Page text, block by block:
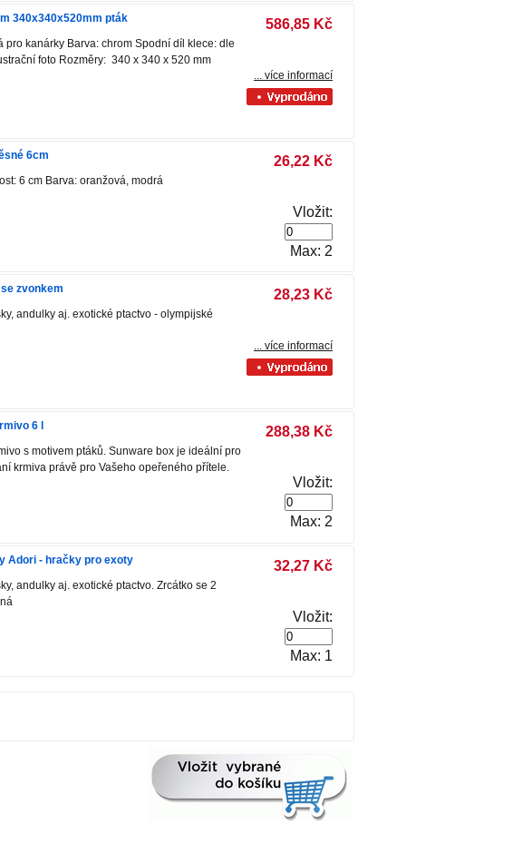
340x340x520mm pták
pro kanárky Barva: chrom Spodní díl klece: dle
foto Rozměry: 340 x 340 x 520 mm
586,85 Kč
... více informací
6cm
6 cm Barva: oranžová, modrá
26,22 Kč
Vložit:
Max: 2
zvonkem
andulky aj. exotické ptactvo - olympijské
28,23 Kč
... více informací
6 l
s motivem ptáků. Sunware box je ideální pro
krmiva právě pro Vašeho opeřeného přítele.
288,38 Kč
Vložit:
Max: 2
Adori - hračky pro exoty
andulky aj. exotické ptactvo. Zrcátko se 2
32,27 Kč
Vložit:
Max: 1